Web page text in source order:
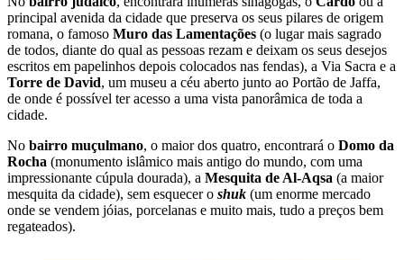
principal avenida da cidade que preserva os seus pilares de origem
romana, o famoso Muro das Lamentações (o lugar mais sagrado
de todos, diante do qual as pessoas rezam e deixam os seus desejos
escritos em papelinhos depois colocados nas fendas), a Via Sacra e a
Torre de David, um museu a céu aberto junto ao Portão de Jaffa,
de onde é possível ter acesso a uma vista panorâmica de toda a
cidade.
No bairro muçulmano, o maior dos quatro, encontrará o Domo da
Rocha (monumento islâmico mais antigo do mundo, com uma
impressionante cúpula dourada), a Mesquita de Al-Aqsa (a maior
mesquita da cidade), sem esquecer o shuk (um enorme mercado
onde se vendem jóias, porcelanas e muito mais, tudo a preços bem
regateados).